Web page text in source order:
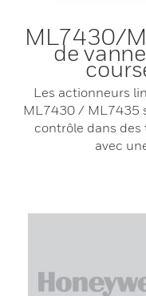
ML7430/
de
Les actionneurs
ML7430 / ML7435
contrôle dans des
avec